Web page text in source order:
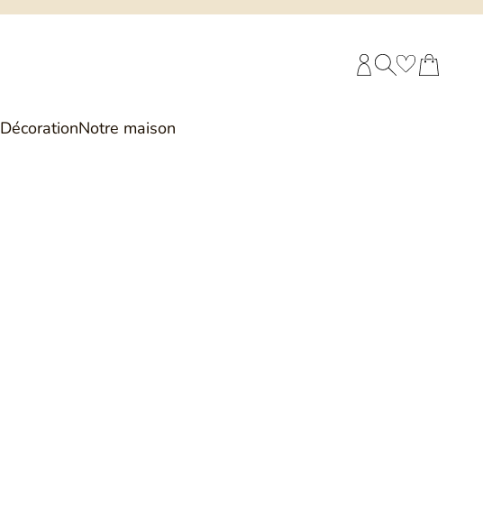
DécorationNotre maison
COMPTE CLIENT
RECHERCHEPANIER